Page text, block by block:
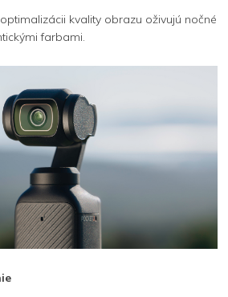
kvality obrazu oživujú nočné
farbami.